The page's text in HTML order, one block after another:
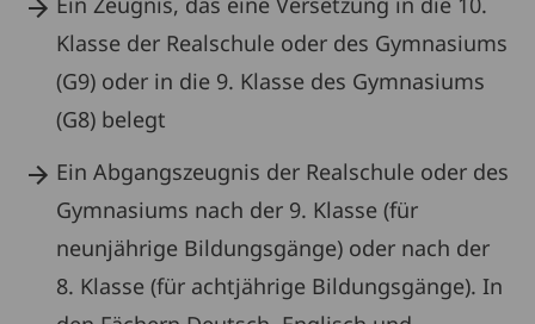
Klasse der Realschule oder des Gymnasiums
(G9) oder in die 9. Klasse des Gymnasiums
(G8) belegt
Ein Abgangszeugnis der Realschule oder des
Gymnasiums nach der 9. Klasse (für
neunjährige Bildungsgänge) oder nach der
8. Klasse (für achtjährige Bildungsgänge). In